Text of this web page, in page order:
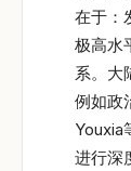
在于：
极高水
系。大
例如政
Youxia
进行深